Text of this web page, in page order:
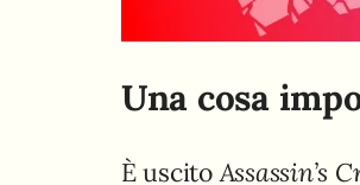
Una cosa
È uscitoAssassin’s